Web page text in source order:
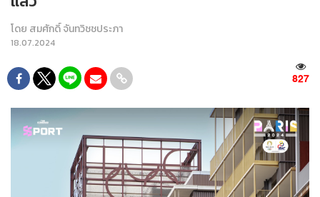
โดย สมศักดิ์ จันทวิชชประภา
18.07.2024
827